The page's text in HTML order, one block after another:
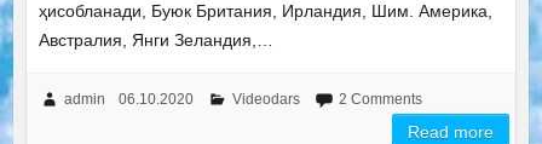
ҳисобланади, Буюк Британия, Ирландия, Шим. Америка,
Австралия, Янги Зеландия,…
admin 06.10.2020 Videodars 2 Comments
Read more